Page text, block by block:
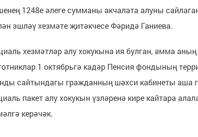
1248е әлеге сумманы акчалата алуны
эшләү хезмәте җитәкчесе Фәридә Ганиева.
хезмәтләр алу хокукына ия булган, әмма
1 октябрьгә кадәр Пен­сия фондының
сайтындагы гражданның шәхси кабинеты аша
па­кет алу хокукын үзләренә кире кайтара
керәчәк.